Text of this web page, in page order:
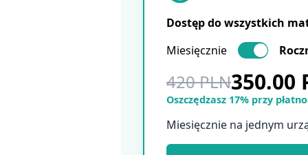
Dostęp do wszystkich
Miesięcznie
420 PLN350.00
Oszczędzasz 17% przy
Miesięcznie na jednym